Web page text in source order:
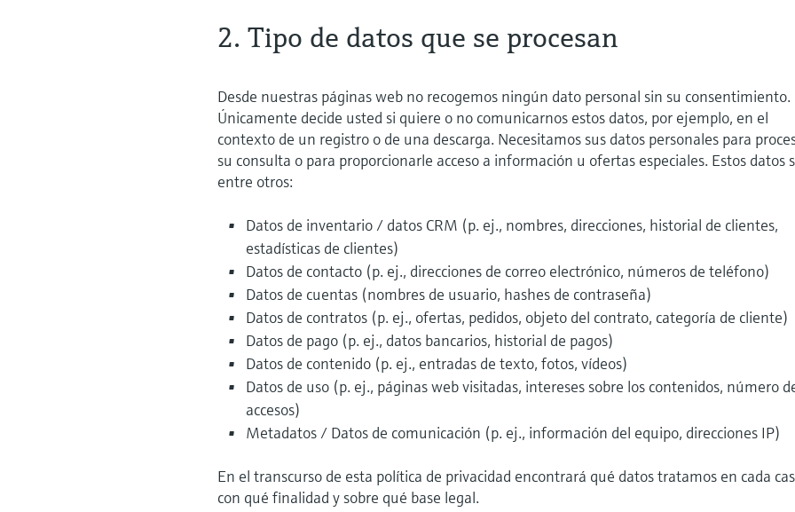
2. Tipo de datos que se procesan
Desde nuestras páginas web no recogemos ningún dato personal sin su consentimiento.
Únicamente decide usted si quiere o no comunicarnos estos datos, por ejemplo, en el
contexto de un registro o de una descarga. Necesitamos sus datos personales para
su consulta o para proporcionarle acceso a información u ofertas especiales. Estos datos
entre otros:
Datos de inventario / datos CRM (p. ej., nombres, direcciones, historial de clientes,
estadísticas de clientes)
Datos de contacto (p. ej., direcciones de correo electrónico, números de teléfono)
Datos de cuentas (nombres de usuario, hashes de contraseña)
Datos de contratos (p. ej., ofertas, pedidos, objeto del contrato, categoría de cliente)
Datos de pago (p. ej., datos bancarios, historial de pagos)
Datos de contenido (p. ej., entradas de texto, fotos, vídeos)
Datos de uso (p. ej., páginas web visitadas, intereses sobre los contenidos, número
accesos)
Metadatos / Datos de comunicación (p. ej., información del equipo, direcciones IP)
En el transcurso de esta política de privacidad encontrará qué datos tratamos en cada
con qué finalidad y sobre qué base legal.